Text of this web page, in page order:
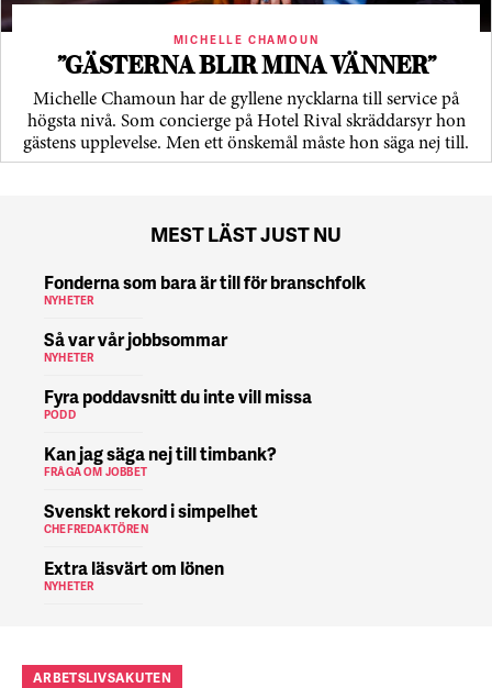
MICHELLE CHAMOUN
”GÄSTERNA BLIR MINA VÄNNER”
Michelle Chamoun har de gyllene nycklarna till service på
högsta nivå. Som concierge på Hotel Rival skräddarsyr hon
gästens upp­levelse. Men ett önskemål måste hon säga nej till.
MEST LÄST JUST NU
Fonderna som bara är till för branschfolk
NYHETER
Så var vår jobbsommar
NYHETER
Fyra poddavsnitt du inte vill missa
PODD
Kan jag säga nej till timbank?
FRÅGA OM JOBBET
Svenskt rekord i simpelhet
CHEFREDAKTÖREN
Extra läsvärt om lönen
NYHETER
ARBETSLIVSAKUTEN